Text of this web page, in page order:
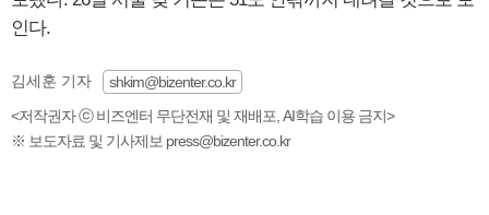
인다.
김세훈 기자
shkim@bizenter.co.kr
<저작권자 ⓒ 비즈엔터 무단전재 및 재배포, AI학습 이용 금지>
※ 보도자료 및 기사제보 press@bizenter.co.kr